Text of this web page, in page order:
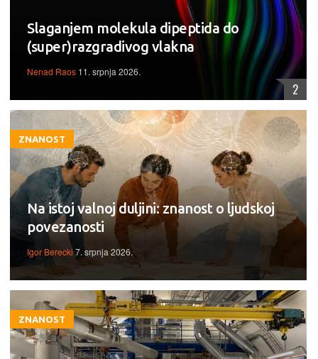
Slaganjem molekula dipeptida do
(super)razgradivog vlakna
Nenad Raos 11. srpnja 2026.
2
ZNANOST
Na istoj valnoj duljini: znanost o ljudskoj
povezanosti
Igor Berecki7. srpnja 2026.
ZNANOST